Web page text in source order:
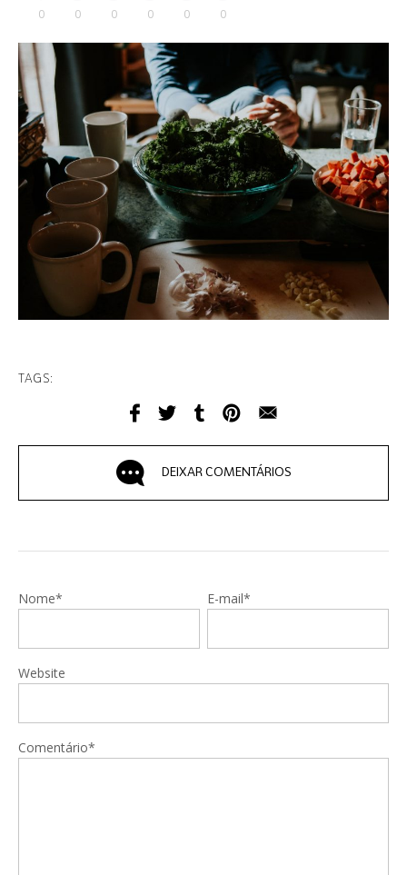
0 0 0 0 0 0
TAGS:
DEIXAR COMENTÁRIOS
Nome* E-mail*
Website
Comentário*